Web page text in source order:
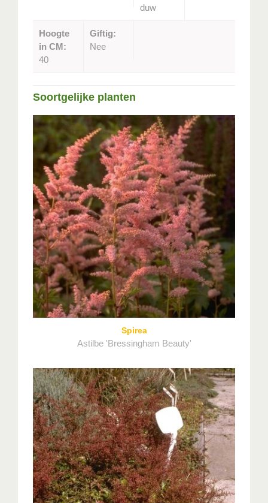
duw
Hoogte
in CM:
40
Giftig:
Nee
Soortgelijke planten
Spirea
Astilbe 'Bressingham Beauty'